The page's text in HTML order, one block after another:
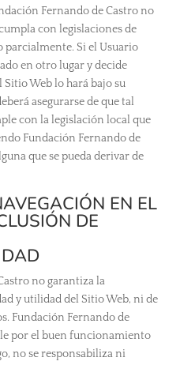
Fernando de Castro no
con legislaciones de
parcialmente. Si el Usuario
en otro lugar y decide
Web lo hará bajo su
asegurarse de que tal
con la legislación local que
Fundación Fernando de
que se pueda derivar de
EN EL
DE
no garantiza la
y utilidad del Sitio Web, ni de
Fundación Fernando de
por el buen funcionamiento
no se responsabiliza ni